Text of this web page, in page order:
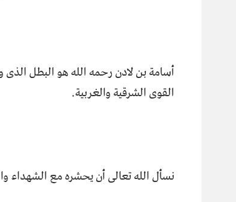
أسامة بن لادن رحمه الله هو البطل
القوى الشرقية والغربية.
نسأل الله تعالى أن يحشره مع الشهداء